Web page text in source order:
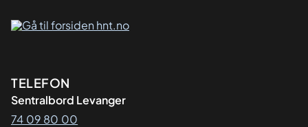
Kontaktinformasjon
TELEFON
Sentralbord Levanger
74 09 80 00